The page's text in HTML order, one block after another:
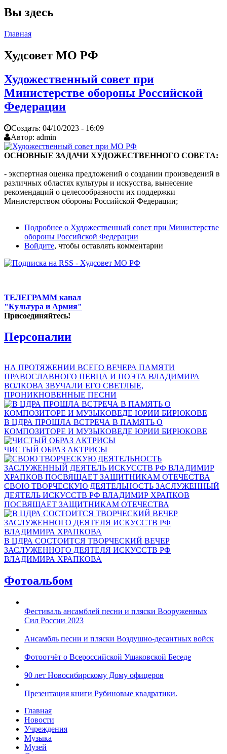
Вы здесь
Главная
Худсовет МО РФ
Художественный совет при
Министерстве обороны Российской
Федерации
Создать: 04/10/2023 - 16:09
Автор: admin
ОСНОВНЫЕ ЗАДАЧИ ХУДОЖЕСТВЕННОГО СОВЕТА:
- экспертная оценка предложений о создании произведений в
различных областях культуры и искусства, вынесение
рекомендаций о целесообразности их поддержки
Министерством обороны Российской Федерации;
Подробнее о Художественный совет при Министерстве
обороны Российской Федерации
Войдите, чтобы оставлять комментарии
ТЕЛЕГРАММ канал
"Культура и Армия"
Присоединяйтесь!
Персоналии
НА ПРОТЯЖЕНИИ ВСЕГО ВЕЧЕРА ПАМЯТИ
ПРАВОСЛАВНОГО ПЕВЦА И ПОЭТА ВЛАДИМИРА
ВОЛКОВА ЗВУЧАЛИ ЕГО СВЕТЛЫЕ,
ПРОНИКНОВЕННЫЕ ПЕСНИ
В ЦДРА ПРОШЛА ВСТРЕЧА В ПАМЯТЬ О
КОМПОЗИТОРЕ И МУЗЫКОВЕДЕ ЮРИИ БИРЮКОВЕ
ЧИСТЫЙ ОБРАЗ АКТРИСЫ
СВОЮ ТВОРЧЕСКУЮ ДЕЯТЕЛЬНОСТЬ ЗАСЛУЖЕННЫЙ
ДЕЯТЕЛЬ ИСКУССТВ РФ ВЛАДИМИР ХРАПКОВ
ПОСВЯЩАЕТ ЗАЩИТНИКАМ ОТЕЧЕСТВА
В ЦДРА СОСТОИТСЯ ТВОРЧЕСКИЙ ВЕЧЕР
ЗАСЛУЖЕННОГО ДЕЯТЕЛЯ ИСКУССТВ РФ
ВЛАДИМИРА ХРАПКОВА
Фотоальбом
Фестиваль ансамблей песни и пляски Вооруженных
Сил России 2023
Ансамбль песни и пляски Воздушно-десантных войск
Фотоотчёт о Всероссийской Ушаковской Беседе
90 лет Новосибирскому Дому офицеров
Презентация книги Рубиновые квадратики.
Главная
Новости
Учреждения
Музыка
Музей